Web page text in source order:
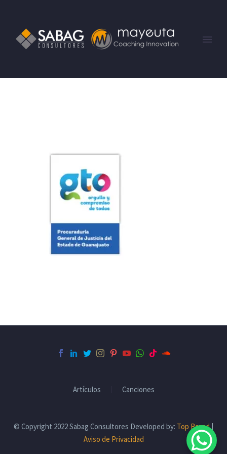
Artículos Canciones
© Copyright 2022 Sabag Consultores Developed by: Top Brand|
Aviso de Privacidad